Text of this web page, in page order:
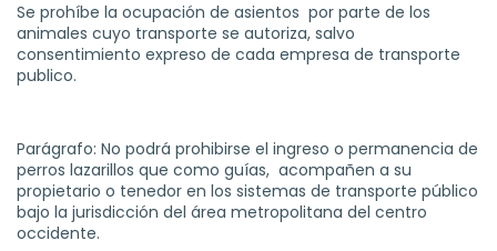
Se prohíbe la ocupación de asientos por parte de los
animales cuyo transporte se autoriza, salvo
consentimiento expreso de cada empresa de transporte
publico.
Parágrafo: No podrá prohibirse el ingreso o permanencia de
perros lazarillos que como guías, acompañen a su
propietario o tenedor en los sistemas de transporte público
bajo la jurisdicción del área metropolitana del centro
occidente.